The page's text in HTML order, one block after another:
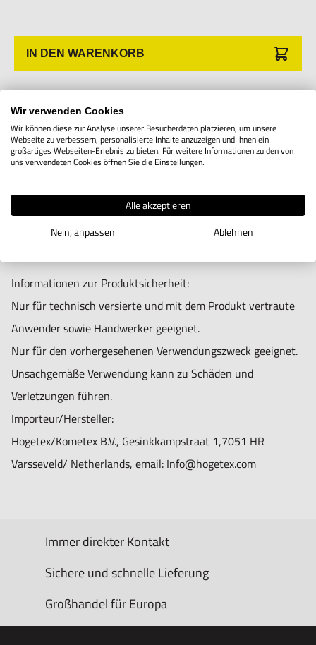
IN DEN WARENKORB
Produktbeschreibung
Messplatte für Vergrößerung 7x Typ 12
Informationen zur Produktsicherheit:
Nur für technisch versierte und mit dem Produkt vertraute
Anwender sowie Handwerker geeignet.
Nur für den vorhergesehenen Verwendungszweck geeignet.
Unsachgemäße Verwendung kann zu Schäden und
Verletzungen führen.
Importeur/Hersteller:
Hogetex/Kometex B.V., Gesinkkampstraat 1,7051 HR
Varsseveld/ Netherlands, email: Info@hogetex.com
Immer direkter Kontakt
Sichere und schnelle Lieferung
Großhandel für Europa
Wir verwenden Cookies
Wir können diese zur Analyse unserer Besucherdaten platzieren, um unsere
Webseite zu verbessern, personalisierte Inhalte anzuzeigen und Ihnen ein
großartiges Webseiten-Erlebnis zu bieten. Für weitere Informationen zu den von
uns verwendeten Cookies öffnen Sie die Einstellungen.
Alle akzeptieren
Nein, anpassen
Ablehnen